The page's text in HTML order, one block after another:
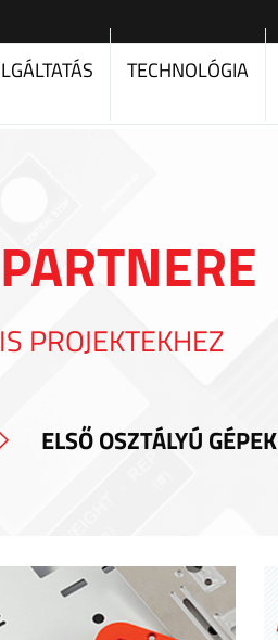
TECHNOLÓGIA
PROJEKTEKHEZ
ELSŐ OSZTÁLYÚ GÉPEK